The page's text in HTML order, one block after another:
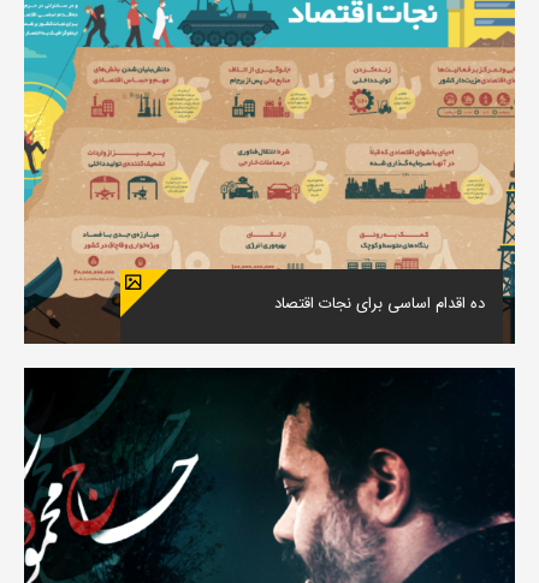
ده اقدام اساسی برای نجات اقتصاد